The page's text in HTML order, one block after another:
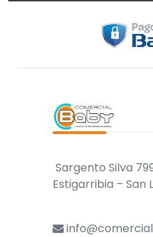
Sargento Silva
Estigarribia – San